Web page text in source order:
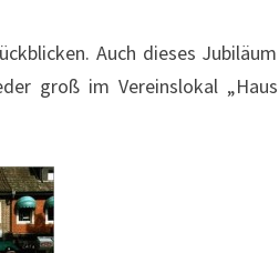
Auch dieses Jubiläum
groß im Vereinslokal „Haus